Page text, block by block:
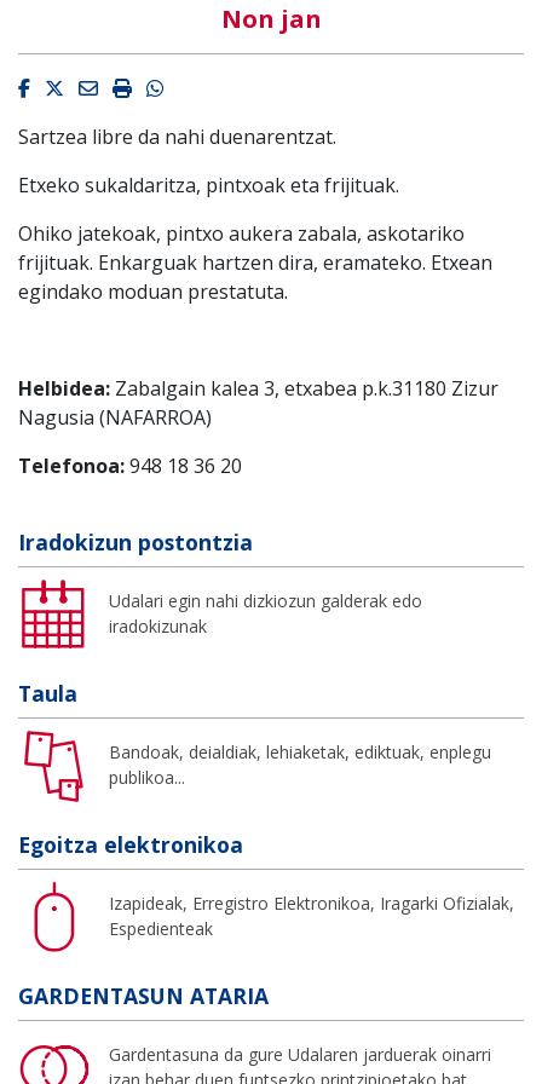
Non jan
Facebook
Twitter
EmailImprimirWhatsapp
Sartzea libre da nahi duenarentzat.
Etxeko sukaldaritza, pintxoak eta frijituak.
Ohiko jatekoak, pintxo aukera zabala, askotariko
frijituak. Enkarguak hartzen dira, eramateko. Etxean
egindako moduan prestatuta.
Helbidea: Zabalgain kalea 3, etxabea p.k.31180 Zizur
Nagusia (NAFARROA)
Telefonoa:948 18 36 20
Iradokizun postontzia
Udalari egin nahi dizkiozun galderak edo
iradokizunak
Taula
Bandoak, deialdiak, lehiaketak, ediktuak, enplegu
publikoa...
Egoitza elektronikoa
Izapideak, Erregistro Elektronikoa, Iragarki Ofizialak,
Espedienteak
GARDENTASUN ATARIA
Gardentasuna da gure Udalaren jarduerak oinarri